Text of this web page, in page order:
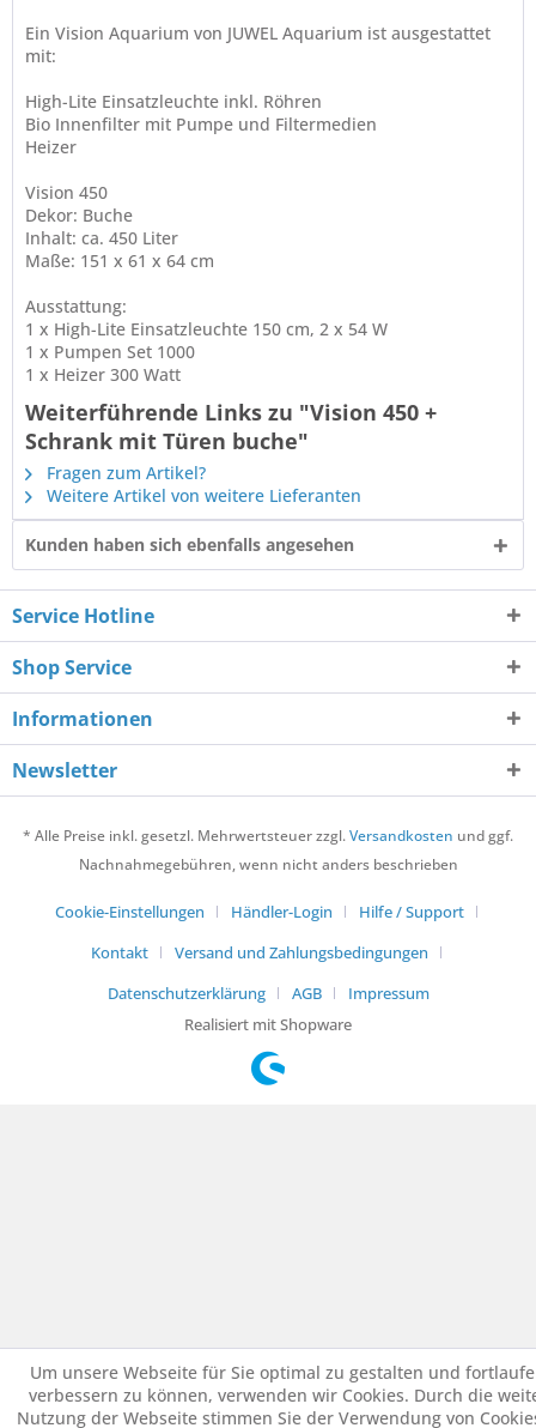
Ein Vision Aquarium von JUWEL Aquarium ist ausgestattet
mit:
High-Lite Einsatzleuchte inkl. Röhren
Bio Innenfilter mit Pumpe und Filtermedien
Heizer
Vision 450
Dekor: Buche
Inhalt: ca. 450 Liter
Maße: 151 x 61 x 64 cm
Ausstattung:
1 x High-Lite Einsatzleuchte 150 cm, 2 x 54 W
1 x Pumpen Set 1000
1 x Heizer 300 Watt
Weiterführende Links zu "Vision 450 +
Schrank mit Türen buche"
Fragen zum Artikel?
Weitere Artikel von weitere Lieferanten
Kunden haben sich ebenfalls angesehen
Service Hotline
Shop Service
Informationen
Newsletter
* Alle Preise inkl. gesetzl. Mehrwertsteuer zzgl.Versandkosten und ggf.
Nachnahmegebühren, wenn nicht anders beschrieben
Cookie-Einstellungen Händler-Login
Hilfe / Support
Kontakt
Versand und Zahlungsbedingungen
Datenschutzerklärung
AGB
Impressum
Realisiert mit Shopware
Um unsere Webseite für Sie optimal zu gestalten und
verbessern zu können, verwenden wir Cookies. Durch die
Nutzung der Webseite stimmen Sie der Verwendung von